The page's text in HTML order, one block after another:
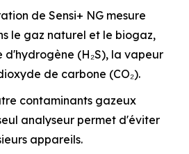
de Sensi+ NG mesure
le gaz naturel et le biogaz,
d'hydrogène (H₂S), la vapeur
de carbone (CO₂).
contaminants gazeux
analyseur permet d'éviter
appareils.